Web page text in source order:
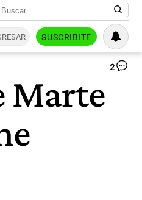
SUSCRIBITE
2
Marte